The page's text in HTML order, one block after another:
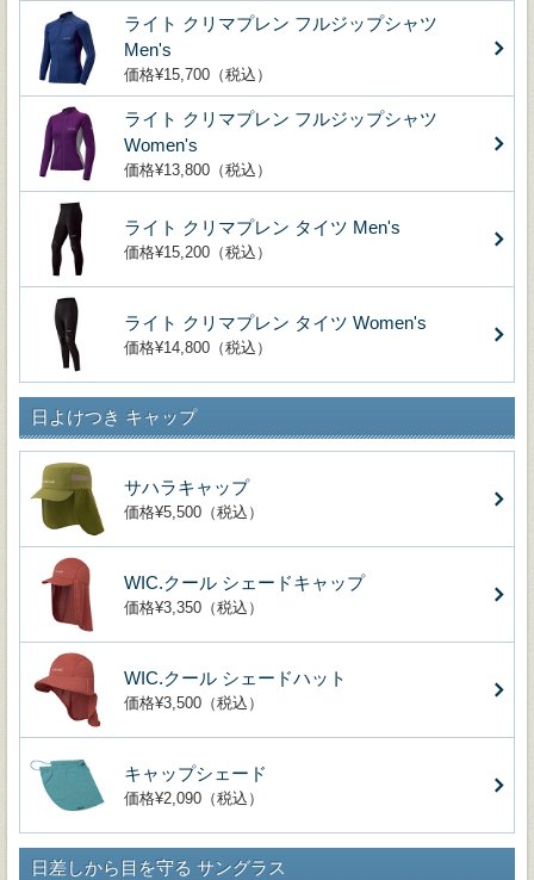
ライト クリマプレン フルジップシャツ
Men's
価格¥15,700（税込）
ライト クリマプレン フルジップシャツ
Women's
価格¥13,800（税込）
ライト クリマプレン タイツ Men's
価格¥15,200（税込）
ライト クリマプレン タイツ Women's
価格¥14,800（税込）
日よけつき キャップ
サハラキャップ
価格¥5,500（税込）
WIC.クール シェードキャップ
価格¥3,350（税込）
WIC.クール シェードハット
価格¥3,500（税込）
キャップシェード
価格¥2,090（税込）
日差しから目を守る サングラス